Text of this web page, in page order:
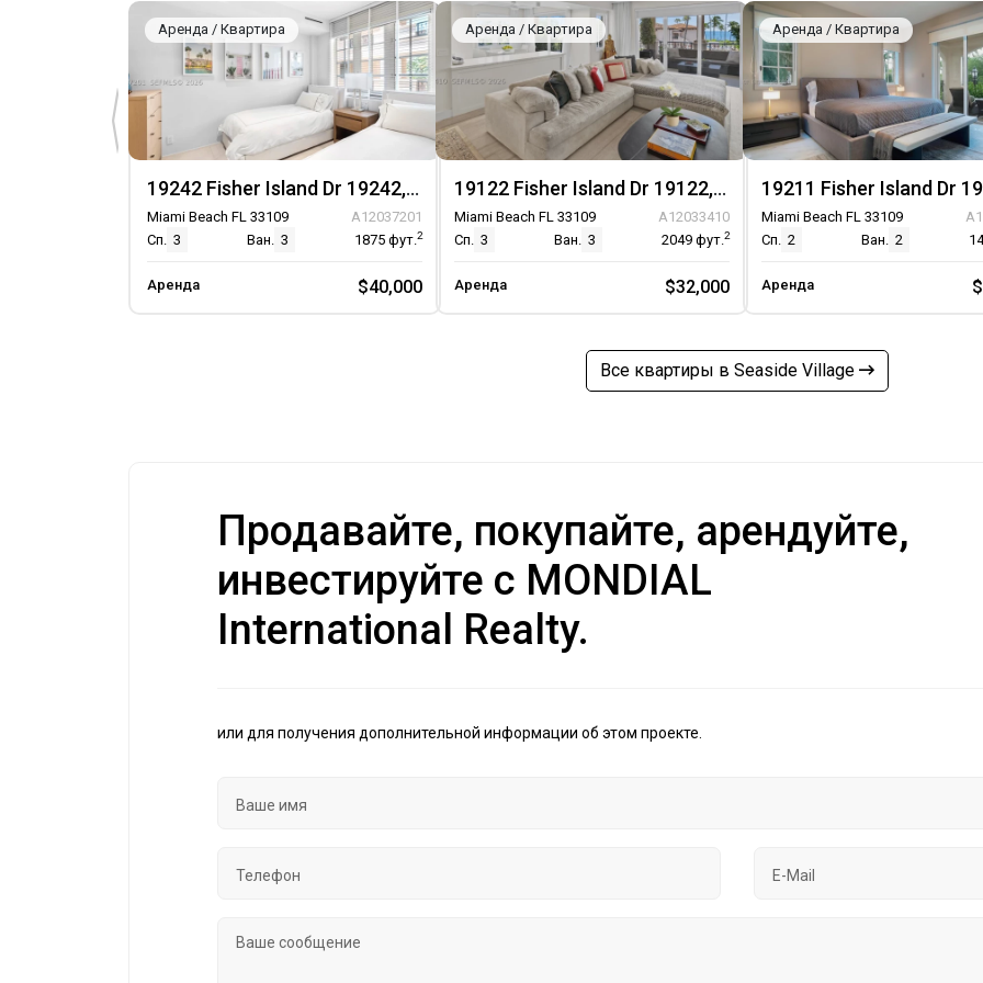
Аренда / Квартира
19242 Fisher Island Dr 19242, Unit 19242
Miami Beach FL 33109
A12037201
Сп. 3 Ван. 3 1875 фут.2
Аренда $40,000
Аренда / Квартира
19122 Fisher Island Dr 19122, Unit 19122
Miami Beach FL 33109
A12033410
Сп. 3 Ван. 3 2049 фут.2
Аренда $32,000
Аренда / Квартира
Miami Beach FL 33109
Сп. 2 Ван. 2
Аренда
Все квартиры в Seaside Village
Продавайте, покупайте, арендуйте,
инвестируйте с MONDIAL
International Realty.
или для получения дополнительной информации об этом проекте.